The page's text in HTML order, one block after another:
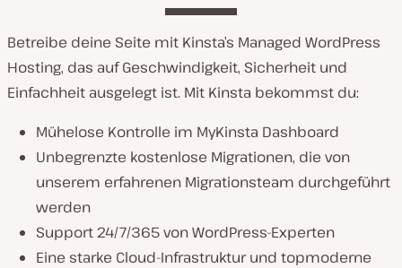
Betreibe deine Seite mit Kinsta’s Managed WordPress
Hosting, das auf Geschwindigkeit, Sicherheit und
Einfachheit ausgelegt ist. Mit Kinsta bekommst du:
Mühelose Kontrolle im MyKinsta Dashboard
Unbegrenzte kostenlose Migrationen, die von
unserem erfahrenen Migrationsteam durchgeführt
werden
Support 24/7/365 von WordPress-Experten
Eine starke Cloud-Infrastruktur und topmoderne